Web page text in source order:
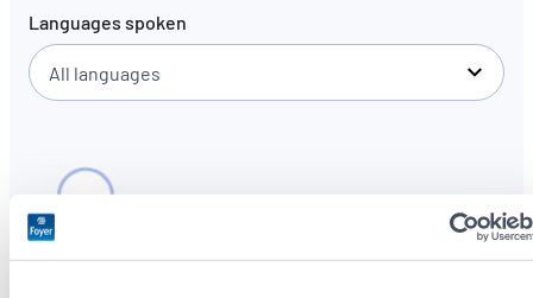
Languages spoken
All languages